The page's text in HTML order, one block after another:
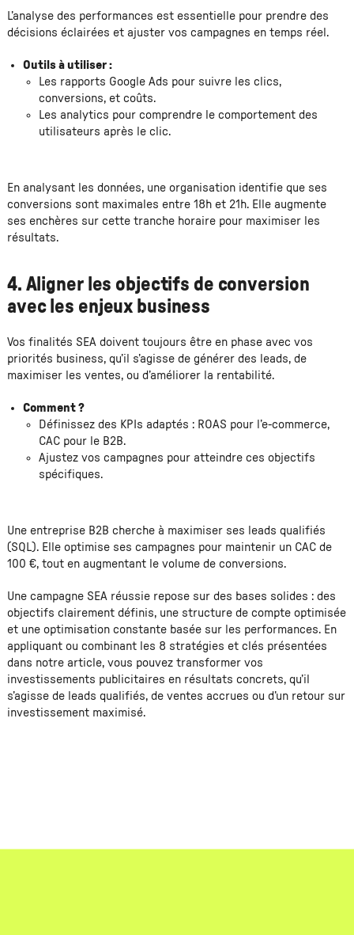
L’analyse des performances est essentielle pour prendre des
décisions éclairées et ajuster vos campagnes en temps réel.
Outils à utiliser :
Les rapports Google Ads pour suivre les clics,
conversions, et coûts.
Les analytics pour comprendre le comportement des
utilisateurs après le clic.
En analysant les données, une organisation identifie que ses
conversions sont maximales entre 18h et 21h. Elle augmente
ses enchères sur cette tranche horaire pour maximiser les
résultats.
4. Aligner les objectifs de conversion
avec les enjeux business
Vos finalités SEA doivent toujours être en phase avec vos
priorités business, qu’il s’agisse de générer des leads, de
maximiser les ventes, ou d’améliorer la rentabilité.
Comment ?
Définissez des KPIs adaptés : ROAS pour l’e-commerce,
CAC pour le B2B.
Ajustez vos campagnes pour atteindre ces objectifs
spécifiques.
Une entreprise B2B cherche à maximiser ses leads qualifiés
(SQL). Elle optimise ses campagnes pour maintenir un CAC de
100 €, tout en augmentant le volume de conversions.
Une campagne SEA réussie repose sur des bases solides : des
objectifs clairement définis, une structure de compte optimisée
et une optimisation constante basée sur les performances. En
appliquant ou combinant les 8 stratégies et clés présentées
dans notre article, vous pouvez transformer vos
investissements publicitaires en résultats concrets, qu’il
s’agisse de leads qualifiés, de ventes accrues ou d’un retour sur
investissement maximisé.